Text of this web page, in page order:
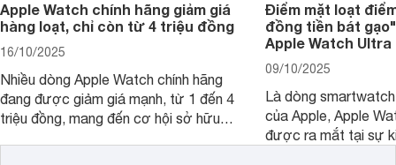
Apple Watch chính hãng giảm giá
hàng loạt, chỉ còn từ 4 triệu đồng
16/10/2025
Nhiều dòng Apple Watch chính hãng
đang được giảm giá mạnh, từ 1 đến 4
triệu đồng, mang đến cơ hội sở hữu
Điểm mặt loạt
đồng tiền bát
Apple Watch Ultra
09/10/2025
Là dòng
của Apple, Apple
được ra mắt tại sự